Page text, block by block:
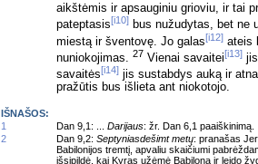
aikštėmis ir apsauginiu grioviu, ir tai
pateptasis[i10] bus nužudytas, bet ne
miestą ir šventovę. Jo galas[i12] ateis
nuniokojimas. 27 Vienai savaitei[i13]
savaitės[i14] jis sustabdys auką ir
pražūtis bus išlieta ant niokotojo.
IŠNAŠOS:
1
Dan 9,1: ... Darijaus: žr. Dan 6,1 paaiškinimą.
2
Dan 9,2: Septyniasdešimt metų: pranašas
Babilonijos tremtį, apvaliu skaičiumi
išsipildė, kai Kyras užėmė Babiloną ir leido